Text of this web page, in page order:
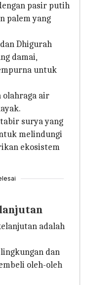
pasir putih
palem yang
Dhigurah
damai,
untuk
olahraga air
surya yang
melindungi
ekosistem
adalah
dan
oleh-oleh